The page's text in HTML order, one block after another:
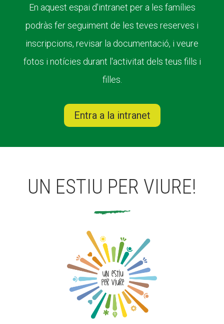
En aquest espai d'intranet per a les famílies
podràs fer seguiment de les teves reserves i
inscripcions, revisar la documentació, i veure
fotos i notícies durant l'activitat dels teus fills i
filles.
Entra a la intranet
UN ESTIU PER VIURE!